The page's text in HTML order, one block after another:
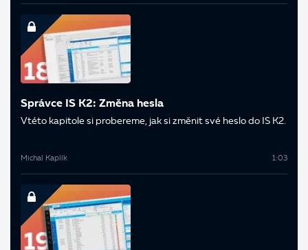
Správce IS K2: Změna hesla
V této kapitole si probereme, jak si změnit své heslo do IS K2.
Michal Kaplík 1:03